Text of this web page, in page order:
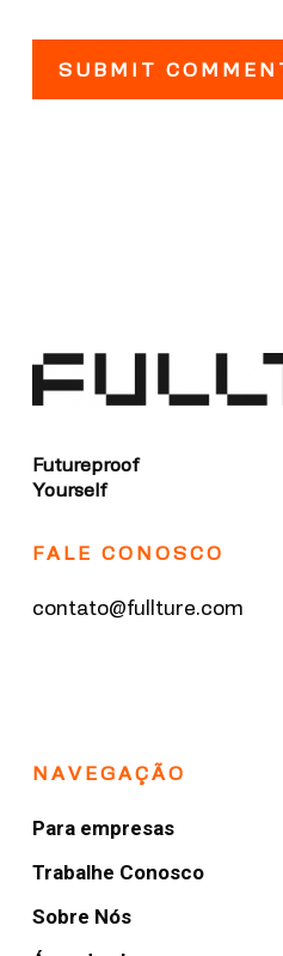
Futureproof
Yourself
FALE CONOSCO
contato@fullture.com
NAVEGAÇÃO
Para empresas
Trabalhe Conosco
Sobre Nós